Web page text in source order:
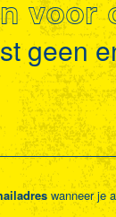
voor
geen
wanneer je